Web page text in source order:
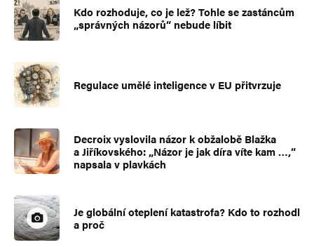
Kdo rozhoduje, co je lež? Tohle se zastáncům
„správných názorů“ nebude líbit
Regulace umělé inteligence v EU přitvrzuje
Decroix vyslovila názor k obžalobě Blažka
a Jiříkovského: „Názor je jak díra víte kam …,“
napsala v plavkách
Je globální oteplení katastrofa? Kdo to rozhodl
a proč